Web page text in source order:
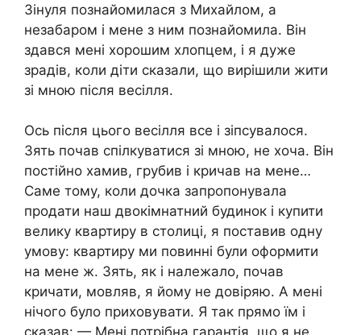
Зінуля познайомилася з Михайлом, а
незабаром і мене з ним познайомила. Він
здався мені хорошим хлопцем, і я дуже
зрадів, коли діти сказали, що вирішили жити
зі мною після весілля.
Ось після цього весілля все і зіпсувалося.
Зять почав спілкуватися зі мною, не хоча. Він
постійно хамив, грубив і кричав на мене…
Саме тому, коли дочка запропонувала
продати наш двокімнатний будинок і купити
велику квартиру в столиці, я поставив одну
умову: квартиру ми повинні були оформити
на мене ж. Зять, як і належало, почав
кричати, мовляв, я йому не довіряю. А мені
нічого було приховувати. Я так прямо їм і